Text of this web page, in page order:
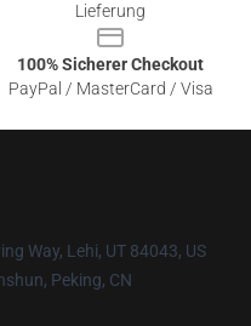
Lieferung
100% Sicherer Checkout
PayPal / MasterCard / Visa
Way, Lehi, UT 84043, US
Peking, CN